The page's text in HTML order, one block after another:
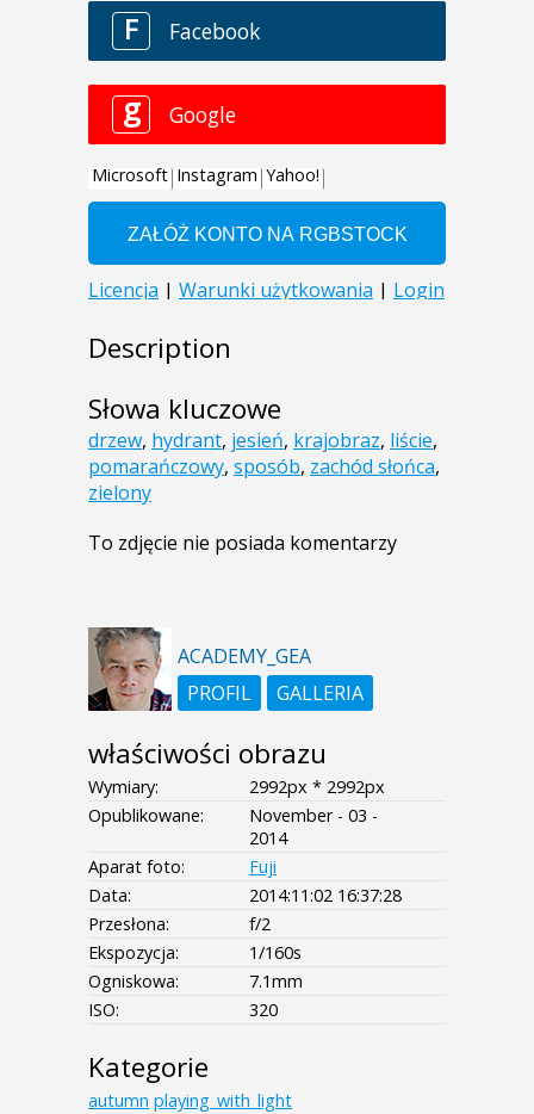
Description
Słowa kluczowe
drzew, hydrant, jesień, krajobraz, liście,
pomarańczowy, sposób, zachód słońca,
zielony
To zdjęcie nie posiada komentarzy
ACADEMY_GEA
PROFIL
GALLERIA
właściwości obrazu
Wymiary:
2992px * 2992px
Opublikowane:
November - 03 -
2014
Aparat foto:
Fuji
Data:
2014:11:02 16:37:28
Przesłona:
f/2
Ekspozycja:
1/160s
Ogniskowa:
7.1mm
ISO:
320
Kategorie
autumn playing_with_light